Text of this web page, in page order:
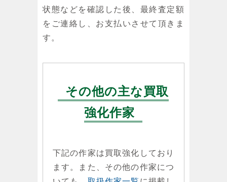
状態などを確認した後、最終査定額
をご連絡し、お支払いさせて頂きま
す。
その他の主な買取
強化作家
下記の作家は買取強化しており
ます。また、その他の作家につ